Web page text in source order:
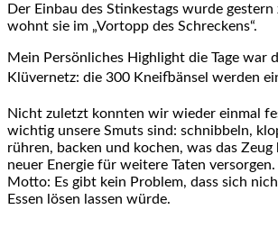
Der Einbau des Stinkestags wurde
wohnt sie im „Vortopp des Schreckens“.
Mein Persönliches Highlight die Tage war
Klüvernetz: die 300 Kneifbänsel werden
Nicht zuletzt konnten wir wieder einmal
wichtig unsere Smuts sind: schnibbeln,
rühren, backen und kochen, was das
neuer Energie für weitere Taten
Motto: Es gibt kein Problem, dass sich
Essen lösen lassen würde.